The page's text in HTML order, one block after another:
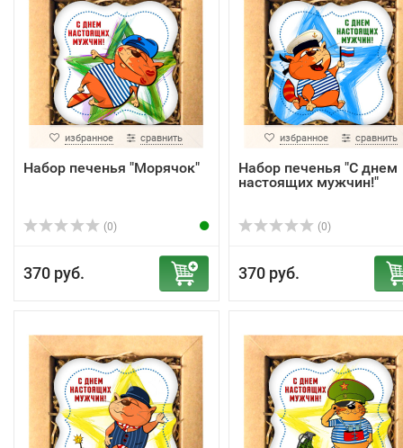
избранное сравнить
Набор печенья "Морячок"
(0)
370 руб.
избранное сравнить
Набор печенья "С днем
настоящих мужчин!"
(0)
370 руб.